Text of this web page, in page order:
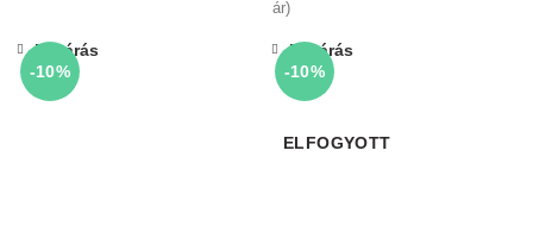
ár)
-10%
Bezárás
-10%
ELFOGYOTT
Bezárás